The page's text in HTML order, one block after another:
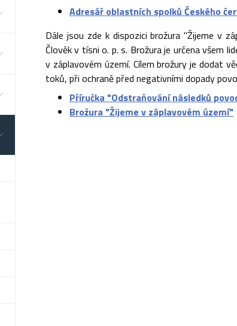
Adresář oblastních spolků Českého
Dále jsou zde k dispozici brožura "Žijeme v
Člověk v tísni o. p. s. Brožura je určena všem
v záplavovém území. Cílem brožury je dodat
toků, při ochraně před negativními dopady
Příručka "Odstraňování následků
Brožura "Žijeme v záplavovém území"